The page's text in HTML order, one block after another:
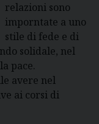
relazioni sono
imporntate a uno
stile di fede e di
solidale, nel
pace.
avere nel
ai corsi di